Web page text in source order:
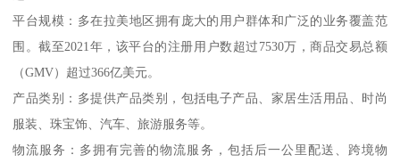
平台规模：多在拉美地区拥有庞大的用户群体和广泛的业务覆盖范
围。截至2021年，该平台的注册用户数超过7530万，商品交易总额
（GMV）超过366亿美元。
产品类别：多提供产品类别，包括电子产品、家居生活用品、时尚
服装、珠宝饰、汽车、旅游服务等。
物流服务：多拥有完善的物流服务，包括后一公里配送、跨境物